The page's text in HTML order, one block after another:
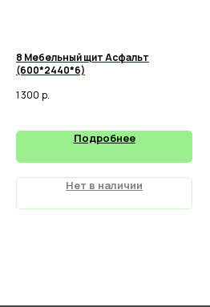
8 Мебельный щит Асфальт
(600*2440*6)
1 300 р.
Подробнее
Нет в наличии